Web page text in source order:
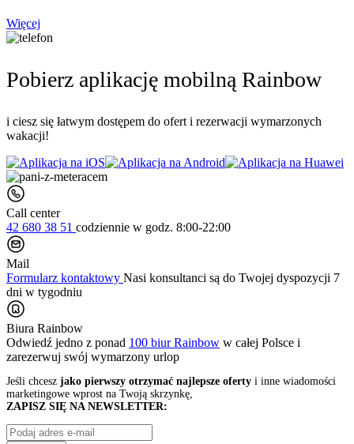
Więcej
Pobierz aplikację mobilną Rainbow
i ciesz się łatwym dostępem do ofert i rezerwacji wymarzonych
wakacji!
Call center
42 680 38 51 codziennie w godz. 8:00-22:00
Mail
Formularz kontaktowy Nasi konsultanci są do Twojej dyspozycji 7
dni w tygodniu
Biura Rainbow
Odwiedź jedno z ponad 100 biur Rainbow w całej Polsce i
zarezerwuj swój wymarzony urlop
Jeśli chcesz jako pierwszy otrzymać najlepsze oferty i inne wiadomości
marketingowe wprost na Twoją skrzynkę,
ZAPISZ SIĘ NA NEWSLETTER: